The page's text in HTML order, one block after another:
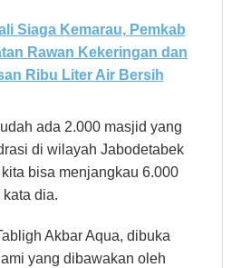
Siaga Kemarau, Pemkab
Rawan Kekeringan dan
Ribu Liter Air Bersih
ada 2.000 masjid yang
di wilayah Jabodetabek
bisa menjangkau 6.000
kata dia.
Akbar Aqua, dibuka
yang dibawakan oleh